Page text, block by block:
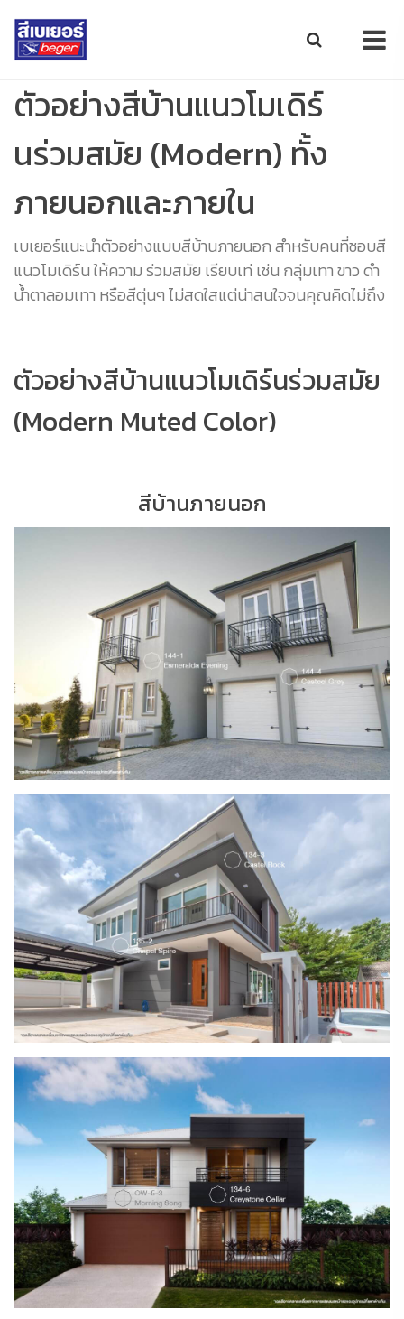
ตัวอย่างสีบ้านแนวโมเดิร์
นร่วมสมัย (Modern) ทั้ง
ภายนอกและภายใน
เบเยอร์แนะนำตัวอย่างแบบสีบ้านภายนอก สำหรับคนที่ชอบสี
แนวโมเดิร์น ให้ความ ร่วมสมัย เรียบเท่ เช่น กลุ่มเทา ขาว ดำ
น้ำตาลอมเทา หรือสีตุ่นๆ ไม่สดใสแต่น่าสนใจจนคุณคิดไม่ถึง
ตัวอย่างสีบ้านแนวโมเดิร์นร่วมสมัย
(Modern Muted Color)
สีบ้านภายนอก